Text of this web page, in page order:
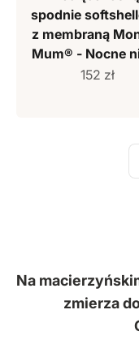
spodnie
z membraną
Mum® - Nocne
Cena
152 zł
Na
zmierza